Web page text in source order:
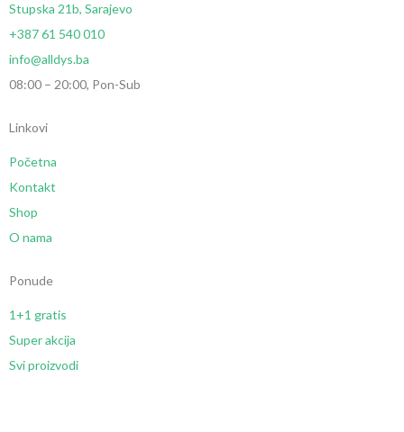
Stupska 21b, Sarajevo
+387 61 540 010
info@alldys.ba
08:00 – 20:00, Pon-Sub
Linkovi
Početna
Kontakt
Shop
O nama
Ponude
1+1 gratis
Super akcija
Svi proizvodi